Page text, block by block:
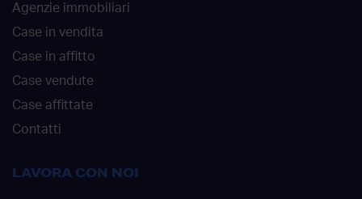
Agenzie immobiliari
Case in vendita
Case in affitto
Case vendute
Case affittate
Contatti
LAVORA CON NOI